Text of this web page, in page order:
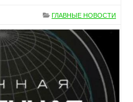
ГЛАВНЫЕ НОВОСТИ